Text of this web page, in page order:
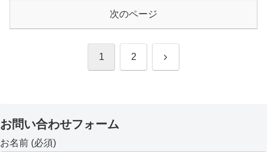
次のページ
1 2 次
お問い合わせフォーム
お名前 (必須)